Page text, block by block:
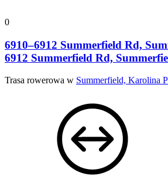
0
6910–6912 Summerfield Rd,
6912 Summerfield Rd,
Trasa rowerowa w Summerfield, Karolina